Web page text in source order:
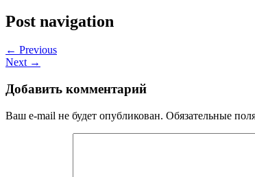
Post navigation
← Previous
Next →
Добавить комментарий
Ваш e-mail не будет опубликован. Обязательные